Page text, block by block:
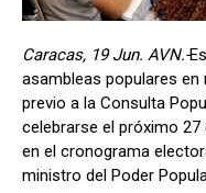
Caracas, 19 Jun. AVN.-
asambleas populares
previo a la Consulta
celebrarse el próximo
en el cronograma
ministro del Poder